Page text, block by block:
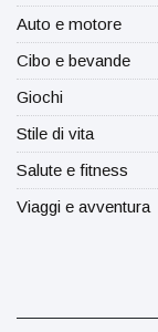
Auto e motore
Cibo e bevande
Giochi
Stile di vita
Salute e fitness
Viaggi e avventura